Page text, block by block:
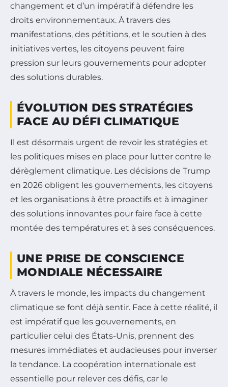
changement et d’un impératif à défendre les
droits environnementaux. À travers des
manifestations, des pétitions, et le soutien à des
initiatives vertes, les citoyens peuvent faire
pression sur leurs gouvernements pour adopter
des solutions durables.
ÉVOLUTION DES STRATÉGIES
FACE AU DÉFI CLIMATIQUE
Il est désormais urgent de revoir les stratégies et
les politiques mises en place pour lutter contre le
dérèglement climatique. Les décisions de Trump
en 2026 obligent les gouvernements, les citoyens
et les organisations à être proactifs et à imaginer
des solutions innovantes pour faire face à cette
montée des températures et à ses conséquences.
UNE PRISE DE CONSCIENCE
MONDIALE NÉCESSAIRE
À travers le monde, les impacts du changement
climatique se font déjà sentir. Face à cette réalité, il
est impératif que les gouvernements, en
particulier celui des États-Unis, prennent des
mesures immédiates et audacieuses pour inverser
la tendance. La coopération internationale est
essentielle pour relever ces défis, car le